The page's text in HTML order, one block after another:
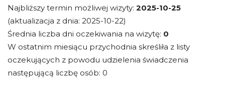
Najbliższy termin możliwej wizyty: 2025-10-25
(aktualizacja z dnia: 2025-10-22)
Średnia liczba dni oczekiwania na wizytę: 0
W ostatnim miesiącu przychodnia skreśliła z listy
oczekujących z powodu udzielenia świadczenia
następującą liczbę osób: 0